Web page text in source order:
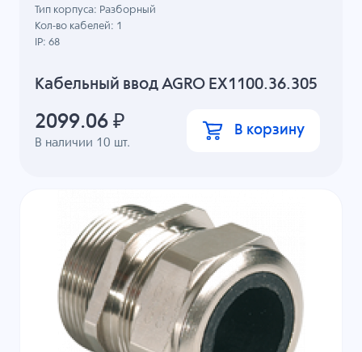
Кабельный ввод AGRO EX1100.36.305
В наличии 10 шт.
Тип корпуса: Разборный
Кол-во кабелей: 1
IP: 68
2099.06 ₽ В корзину